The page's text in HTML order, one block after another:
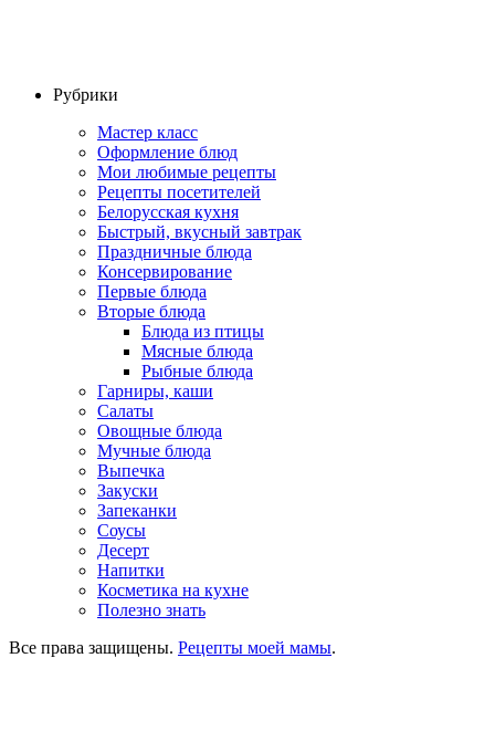
Рубрики
Мастер класс
Оформление блюд
Мои любимые рецепты
Рецепты посетителей
Белорусская кухня
Быстрый, вкусный завтрак
Праздничные блюда
Консервирование
Первые блюда
Вторые блюда
Блюда из птицы
Мясные блюда
Рыбные блюда
Гарниры, каши
Салаты
Овощные блюда
Мучные блюда
Выпечка
Закуски
Запеканки
Соусы
Десерт
Напитки
Косметика на кухне
Полезно знать
Все права защищены. Рецепты моей мамы.